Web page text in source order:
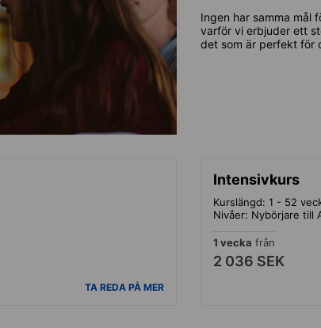
Ingen har samma mål
varför vi erbjuder ett
det som är perfekt för
TA REDA PÅ MER
Intensivkurs
Kurslängd: 1 - 52
Nivåer: Nybörjare till
1 vecka från
2 036 SEK